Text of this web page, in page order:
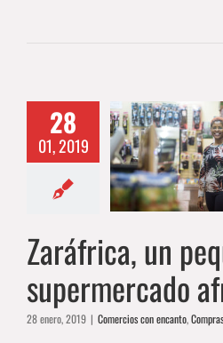
28
01, 2019
un pequeño
Zaráfrica, un
supermercado
28 enero, 2019 | Comercios con encanto,Compras